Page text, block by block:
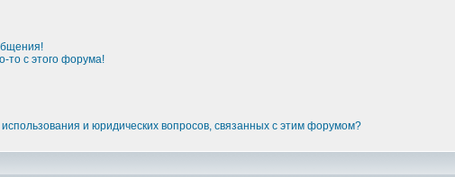
то с этого форума!
и юридических вопросов, связанных с этим форумом?